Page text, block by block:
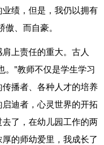
绩，但是，我仍以拥有
、而自豪。
上责任的重大。古人
。”教师不仅是学生学习
播者、各种人才的培养
迪者，心灵世界的开拓
了，在幼儿园工作的两
的师幼爱里，我成长了